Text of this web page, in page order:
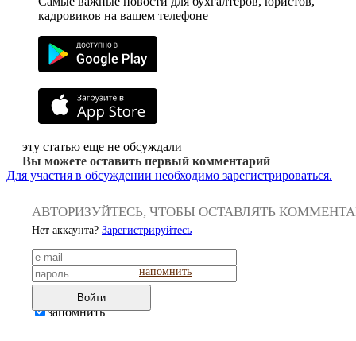
кадровиков на вашем телефоне
эту статью еще не обсуждали
Вы можете оставить первый комментарий
Для участия в обсуждении необходимо зарегистрироваться.
АВТОРИЗУЙТЕСЬ, ЧТОБЫ ОСТАВЛЯТЬ
Нет аккаунта? Зарегистрируйтесь
напомнить
Войти
запомнить